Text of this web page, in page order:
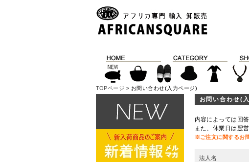
TOPページ > お問い合わせ(入力ページ)
お問い合わせ(
内容によっては回
また、休業日は翌
※ご注文に関するお
法人名